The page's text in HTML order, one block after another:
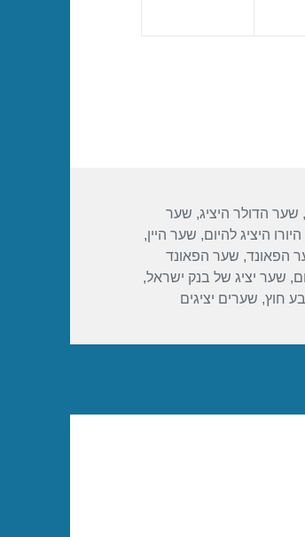
, שער הדולר היציג, שער
היציג להיום, שער היין,
הפאונד, שער הפאונד
, שער יציג של בנק ישראל,
חוץ, שערים יציגים